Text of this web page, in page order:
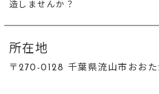
造しませんか？
所在地
〒270-0128 千葉県流山市おお